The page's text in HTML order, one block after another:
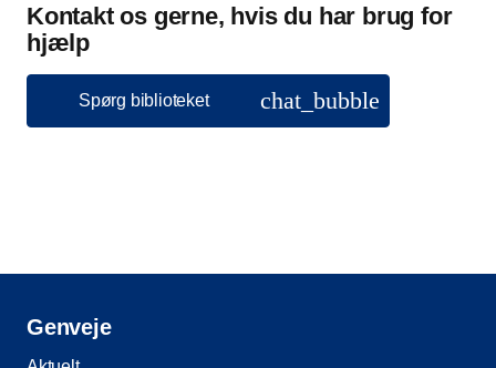
Kontakt os gerne, hvis du har brug for
hjælp
Spørg biblioteket chat_bubble
Genveje